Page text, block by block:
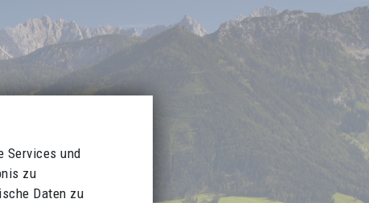
Services und
zu
Daten zu